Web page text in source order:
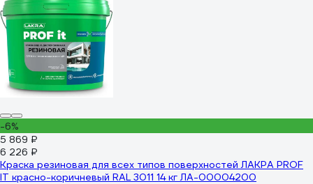
-6%
5 869 ₽
6 226 ₽
Краска резиновая для всех типов поверхностей ЛАКРА PROF
IT красно-коричневый RAL 3011 14 кг ЛА-00004200